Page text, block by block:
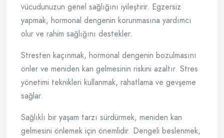
vücudunuzun genel sağlığını iyileştirir. Egzersiz
yapmak, hormonal dengenin korunmasına yardımcı
olur ve rahim sağlığını destekler.
Stresten kaçınmak, hormonal dengenin bozulmasını
önler ve meniden kan gelmesinin riskini azaltır. Stres
yönetimi teknikleri kullanmak, rahatlama ve gevşeme
sağlar.
Sağlıklı bir yaşam tarzı sürdürmek, meniden kan
gelmesini önlemek için önemlidir. Dengeli beslenmek,